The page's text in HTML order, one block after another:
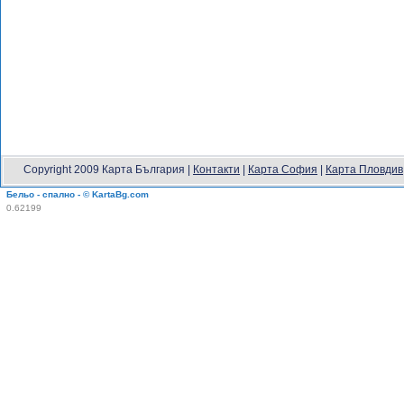
Copyright 2009 Карта България | Контакти | Карта София | Карта Пловдив
Бельо - спално - © KartaBg.com
0.62199